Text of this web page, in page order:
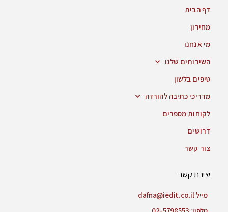
דף הבית
מחירון
מי אנחנו
השירותים שלנו
טיפים בלשון
מדריכי כתיבה להורדה
לקוחות מספרים
דרושים
צור קשר
יצירת קשר
מייל dafna@iedit.co.il